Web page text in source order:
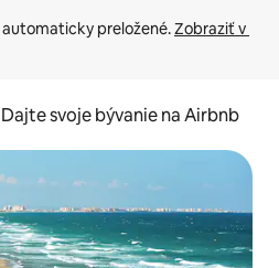
preložené. Zobraziť v
Dajte svoje bývanie na Airbnb